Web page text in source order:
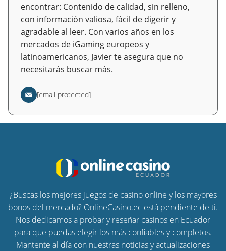
encontrar: Contenido de calidad, sin relleno,
con información valiosa, fácil de digerir y
agradable al leer. Con varios años en los
mercados de iGaming europeos y
latinoamericanos, Javier te asegura que no
necesitarás buscar más.
[email protected]
¿Buscas los mejores juegos de casino online y los mayores
bonos del mercado? OnlineCasino.ec está pendiente de ti.
Nos dedicamos a probar y reseñar casinos en Ecuador
para que puedas elegir los más confiables y completos.
Mantente al día con nuestras noticias y actualizaciones